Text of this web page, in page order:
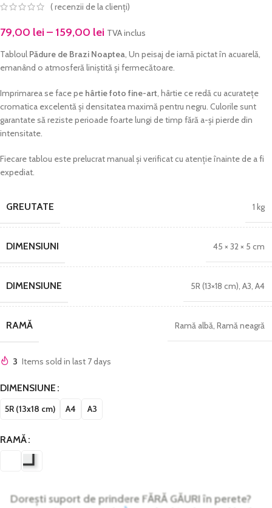
(recenzii de la clienți)
79,00 lei – 159,00 lei TVA inclus
Tabloul Pădure de Brazi Noaptea , Un peisaj de iarnă pictat în acuarelă,
emanând o atmosferă liniștită și fermecătoare.
Imprimarea se face pe hârtie foto fine-art , hârtie ce redă cu acuratețe
cromatica excelentă și densitatea maximă pentru negru. Culorile sunt
garantate să reziste perioade foarte lungi de timp fără a-și pierde din
intensitate.
Fiecare tablou este prelucrat manual și verificat cu atenție înainte de a fi
expediat.
GREUTATE 1 kg
DIMENSIUNI 45 × 32 × 5 cm
DIMENSIUNE 5R (13×18 cm) A3 A4
RAMĂ Ramă albă Ramă neagră
3 Items sold in last 7 days
DIMENSIUNE
5R (13x18 cm) A4 A3
RAMĂ
Dorești suport de prindere FĂRĂ GĂURI în perete?